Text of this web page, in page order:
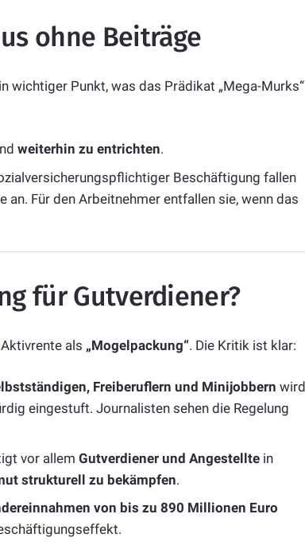
ohne Beiträge
wichtiger Punkt, was das Prädikat „Mega-Murks“
weiterhin zu entrichten.
Beschäftigung fallen
Für den Arbeitnehmer entfallen sie, wenn das
für Gutverdiener?
als „Mogelpackung“. Die Kritik ist klar:
Freiberuflern und Minijobbern wird
eingestuft. Journalisten sehen die Regelung
vor allem Gutverdiener und Angestelltein
strukturell zu bekämpfen.
von bis zu 890 Millionen Euro